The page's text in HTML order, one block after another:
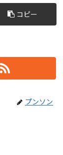
コピー
プンソン